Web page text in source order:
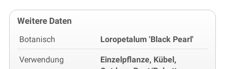
Weitere Daten
Botanisch Loropetalum 'Black Pearl'
Verwendung
Einzelpflanze, Kübel,